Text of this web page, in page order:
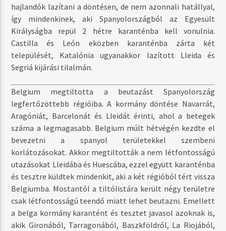
hajlandók lazítani a döntésen, de nem azonnali hatállyal,
így mindenkinek, aki Spanyolországból az Egyesült
Királyságba repül 2 hétre karanténba kell vonulnia.
Castilla és León eközben karanténba zárta két
települését, Katalónia ugyanakkor lazított Lleida és
Segriá kijárási tilalmán.
Belgium megtiltotta a beutazást Spanyolország
legfertőzöttebb régióiba. A kormány döntése Navarrát,
Aragóniát, Barcelonát és Lleidát érinti, ahol a betegek
száma a legmagasabb. Belgium múlt hétvégén kezdte el
bevezetni a spanyol területekkel szembeni
korlátozásokat. Akkor megtiltották a nem létfontosságú
utazásokat Lleidába és Huescába, ezzel együtt karanténba
és tesztre küldtek mindenkit, aki a két régióból tért vissza
Belgiumba. Mostantól a tiltólistára került négy területre
csak létfontosságú teendő miatt lehet beutazni. Emellett
a belga kormány karantént és tesztet javasol azoknak is,
akik Gironából, Tarragonából, Baszkföldről, La Riojából,